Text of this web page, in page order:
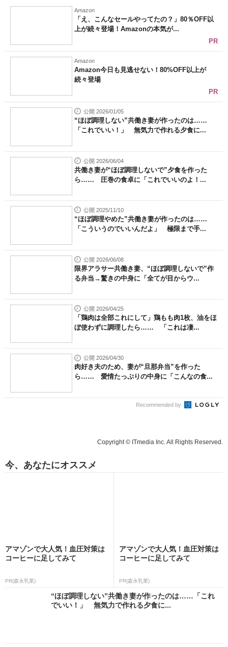
Amazon
「え、こんなセールやってたの？」80％OFF以
上が続々登場！Amazonの本気が...
PR
Amazon
Amazon今日も見逃せない！80%OFF以上が
続々登場
PR
公開 2026/01/05
“ほぼ調理しない”共働き妻が作ったのは……
「これでいい！」 無気力で作れる夕食に...
公開 2026/06/04
共働き妻が“ほぼ調理しないで”夕食を作った
ら…… 圧巻の食卓に「これでいいのよ！...
公開 2025/11/10
“ほぼ調理やめた”共働き妻が作ったのは……
「こういうのでいいんだよ」 極限まで手...
公開 2026/06/08
限界アラサー共働き妻、“ほぼ調理しないで”作
る弁当→驚きの中身に「全てが目からウ...
公開 2026/04/25
「鶏肉は全部これにして」鶏もも肉1枚、油をほ
ぼ使わずに調理したら…… 「これは凄...
公開 2026/04/30
肉好き夫のため、妻が“旦那弁当”を作った
ら…… 愛情たっぷりの中身に「こんなの食...
Recommended by
Copyright © ITmedia Inc. All Rights Reserved.
今、あなたにオススメ
アマゾンで大人気！血圧対策は
コーヒーに足してみて
PR(森永乳業)
アマゾンで大人気！血圧対策は
コーヒーに足してみて
PR(森永乳業)
“ほぼ調理しない”共働き妻が作ったのは……「これ
でいい！」 無気力で作れる夕食に...